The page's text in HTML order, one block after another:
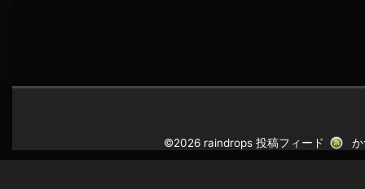
©2026 raindrops投稿フィード